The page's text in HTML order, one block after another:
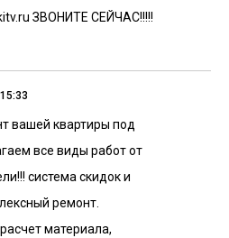
ЗВОНИТЕ СЕЙЧАС!!!!!
вашей квартиры под
все виды работ от
система скидок и
ремонт.
материала,